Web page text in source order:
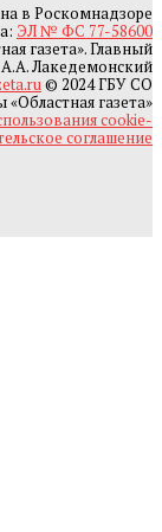
в Роскомнадзоре
ЭЛ № ФС 77-58600
газета». Главный
Лакедемонский
© 2024 ГБУ СО
«Областная газета»
cookie-
соглашение